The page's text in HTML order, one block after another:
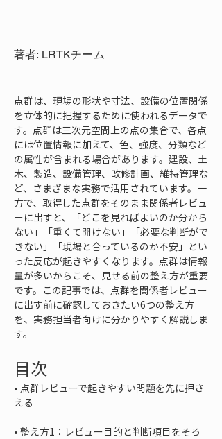
著者: LRTKチーム
点群は、現場の形状や寸法、設備の位置関係
を立体的に把握するために使われるデータで
す。点群は三次元空間上の点の集合で、各点
には位置情報に加えて、色、強度、分類など
の属性が含まれる場合があります。建設、土
木、製造、設備管理、改修計画、維持管理な
ど、さまざまな実務で活用されています。一
方で、取得した点群をそのまま関係者レビュ
ーに出すと、「どこを見ればよいのか分から
ない」「重くて開けない」「必要な判断がで
きない」「現場と合っているのか不安」とい
った反応が起きやすくなります。点群は情報
量が多いからこそ、見せる前の整え方が重要
です。この記事では、点群を関係者レビュー
に出す前に確認しておきたい6つの整え方
を、実務担当者向けに分かりやすく解説しま
す。
目次
• 点群レビューで起きやすい問題を先に押さ
• 整え方1：レビュー目的と判断項目をそろ